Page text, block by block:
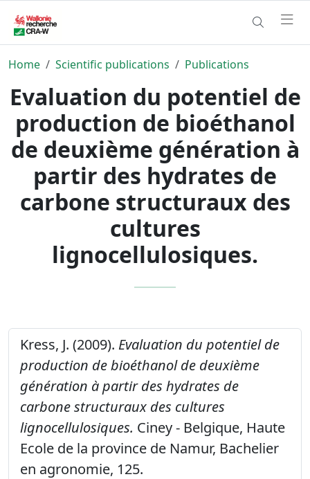
Home Scientific publications Publications
Evaluation du potentiel de
production de bioéthanol
de deuxième génération à
partir des hydrates de
carbone structuraux des
cultures
lignocellulosiques.
Kress, J. (2009). Evaluation du potentiel de
production de bioéthanol de deuxième
génération à partir des hydrates de
carbone structuraux des cultures
lignocellulosiques. Ciney - Belgique, Haute
Ecole de la province de Namur, Bachelier
en agronomie, 125.